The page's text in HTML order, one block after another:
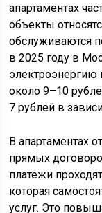
апартаментах
объекты
обслуживаются
в 2025 году в
электроэнергию
около 9–10
7 рублей в
В апартаментах
прямых
платежи
которая
услуг. Это